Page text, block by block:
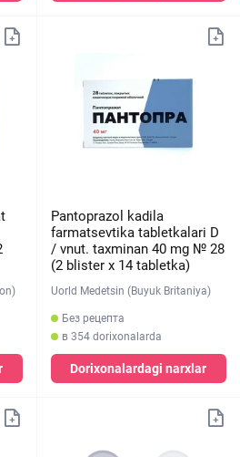
Pantoprazol kadila
farmatsevtika tabletkalari D
/ vnut. taxminan 40 mg № 28
(2 blister х 14 tabletka)
Uorld Medetsin (Buyuk Britaniya)
Без рецепта
в 354 dorixonalarda
Dorixonalardagi narxlar